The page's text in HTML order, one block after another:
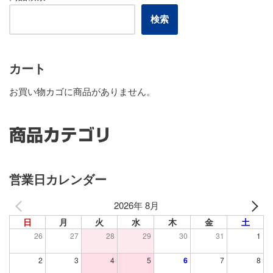
検索
カート
お買い物カゴに商品がありません。
商品カテゴリ
営業日カレンダー
2026年 8月
日 月 火 水 木 金 土
26 27 28 29 30 31 1
2 3 4 5 6 7 8